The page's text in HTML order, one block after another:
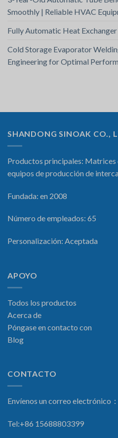
Smoothly | Reliable HVAC
Fully Automatic Heat
Cold Storage Evaporator
Engineering for Optimal
SHANDONG SINOAK CO.,
Productos principales: Matrices
equipos de producción de
Fundada: en 2008
Número de empleados: 65
Personalización: Aceptada
APOYO
Todos los productos
Acerca de
Póngase en contacto con
Blog
CONTACTO
Envíenos un correo electrónico：
Tel:+86 15688803399